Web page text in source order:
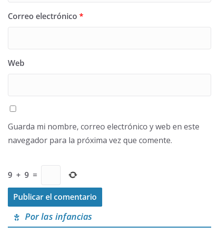
Correo electrónico *
Web
Guarda mi nombre, correo electrónico y web en este
navegador para la próxima vez que comente.
9 + 9 =
Por las infancias